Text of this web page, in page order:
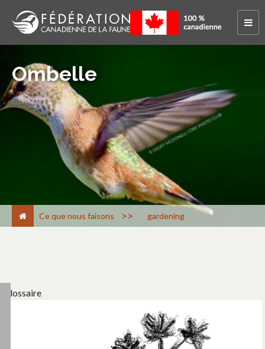
Ombelle
Ce que nous faisons > gardening
Glossaire